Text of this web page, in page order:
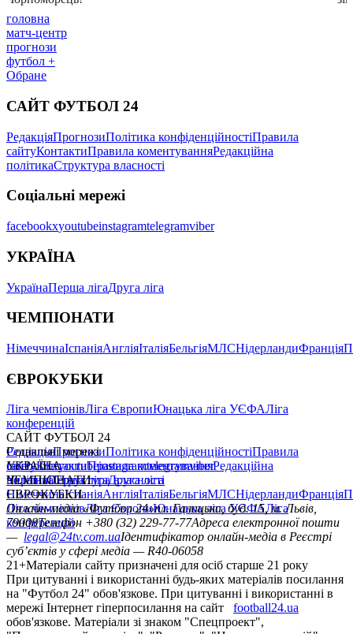
головна
матч-центр
прогнози
футбол +
Обране
САЙТ ФУТБОЛ 24
РедакціяПрогнозиПолітика конфіденційностіПравила
сайтуКонтактиПравила коментуванняРедакційна
політикаСтруктура власності
Соціальні мережі
facebookxyoutubeinstagramtelegramviber
УКРАЇНА
УкраїнаПерша лігаДруга ліга
ЧЕМПІОНАТИ
НімеччинаІспаніяАнгліяІталіяБельгіяМЛСНідерландиФранція
ЄВРОКУБКИ
Ліга чемпіонівЛіга ЄвропиЮнацька ліга УЄФАЛіга
конференцій
САЙТ ФУТБОЛ 24
РедакціяПрогнозиПолітика конфіденційностіПравила
сайтуКонтактиПравила коментуванняРедакційна
політикаСтруктура власності
Соціальні мережі
facebookxyoutubeinstagramtelegramviber
УКРАЇНА
УкраїнаПерша лігаДруга ліга
ЧЕМПІОНАТИ
НімеччинаІспаніяАнгліяІталіяБельгіяМЛСНідерландиФранція
ЄВРОКУБКИ
Ліга чемпіонівЛіга ЄвропиЮнацька ліга УЄФАЛіга
конференцій
Онлайн-медіа «Футбол 24»пл. Галицька, буд. 15, м. Львів,
79008Телефон +380 (32) 229-77-77Адреса електронної пошти
— legal@24tv.com.uaІдентифікатор онлайн-медіа в Реєстрі
суб’єктів у сфері медіа — R40-06058
21+Матеріали сайту призначені для осіб старше 21 року
При цитуванні і використанні будь-яких матеріалів посилання
на "Футбол 24" обов'язкове. При цитуванні і використанні в
мережі Інтернет гіперпосилання на сайт
football24.ua
обов'язкове. Матеріали зі знаком "Спецпроект",